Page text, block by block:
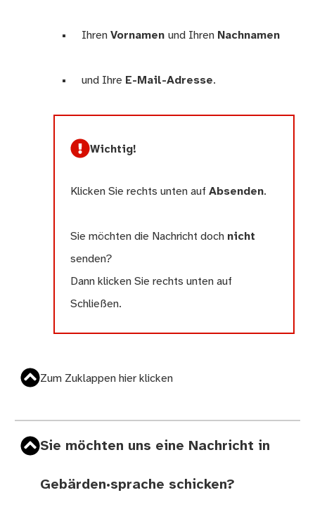
IhrenVornamenund Ihren Nachnamen
und Ihre E-Mail-Adresse.
Wichtig!
Klicken Sie rechts unten auf Absenden.
Sie möchten die Nachricht doch nicht
senden?
Dann klicken Sie rechts unten auf
Schließen.
Zum Zuklappen hier klicken
Sie möchten uns eine Nachricht in
Gebärden·sprache schicken?